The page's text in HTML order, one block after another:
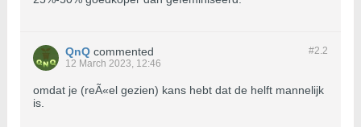
#2.2
QnQ commented
12 March 2023, 12:46
omdat je (reÃ«el gezien) kans hebt dat de helft mannelijk
is.